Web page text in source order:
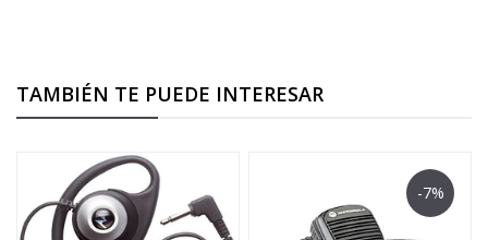
TAMBIÉN TE PUEDE INTERESAR
-7%